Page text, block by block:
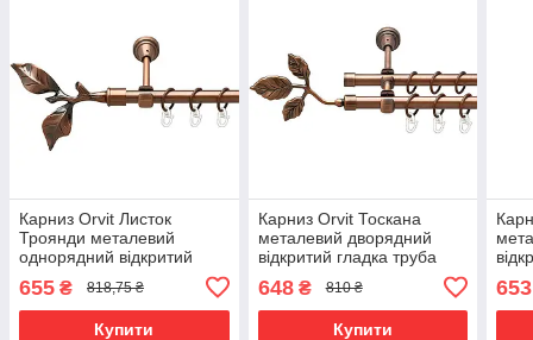
Карниз Orvit Листок
Троянди металевий
однорядний відкритий
металеве Мідь 16 мм 240
см (00-00019346)
655 ₴ 818,75 ₴
Купити
Карниз Orvit Тоскана
металевий дворядний
відкритий гладка труба
16\16 мм 120 см (00-
00020742)
648₴ 810 ₴
Купити
мм
653